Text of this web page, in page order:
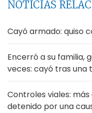
NOTICIAS
Cayó armado: quiso
Encerró a su familia,
veces: cayó tras una
Controles viales:
detenido por una